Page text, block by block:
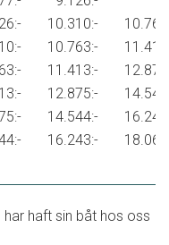
10.310:-
10.763:-
11.413:-
12.875:-
14.544:-
16.243:-
haft sin båt hos oss